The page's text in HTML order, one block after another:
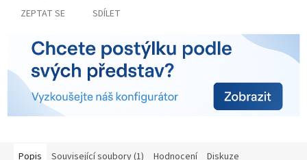
ZEPTAT SE SDÍLET
Popis Související soubory (1) Hodnocení Diskuze